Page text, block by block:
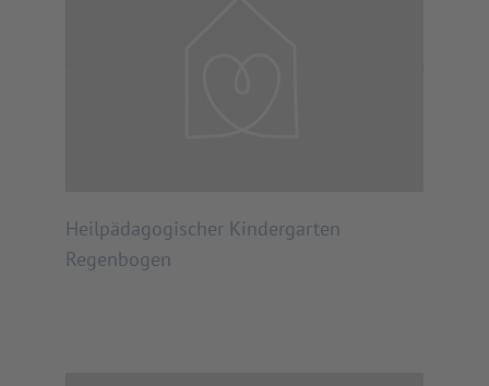
Heilpädagogischer Kindergarten
Regenbogen